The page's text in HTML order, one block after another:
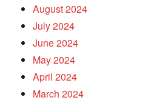
August 2024
July 2024
June 2024
May 2024
April 2024
March 2024